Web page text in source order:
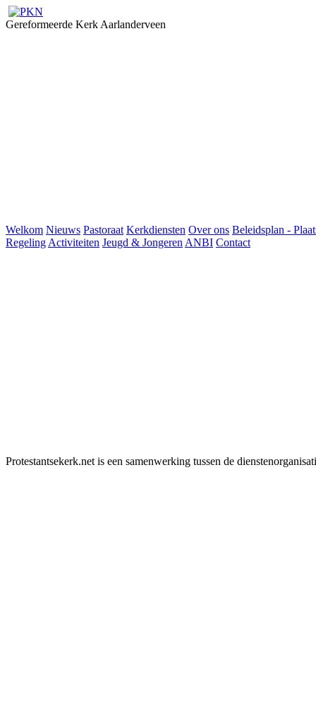
Gereformeerde Kerk Aarlanderveen
Welkom Nieuws Pastoraat Kerkdiensten Over ons Beleidsplan -
Regeling Activiteiten Jeugd & Jongeren ANBI Contact
Protestantsekerk.net is een samenwerking tussen de